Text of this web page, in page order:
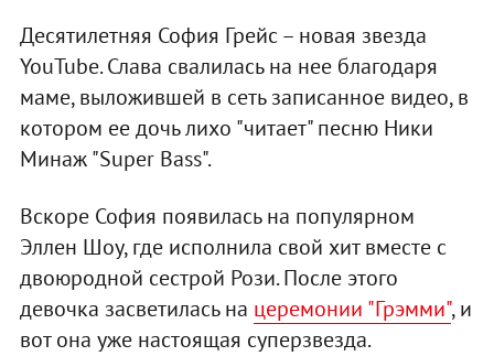
Десятилетняя София Грейс – новая звезда
YouTube. Слава свалилась на нее благодаря
маме, выложившей в сеть записанное видео, в
котором ее дочь лихо "читает" песню Ники
Минаж "Super Bass".
Вскоре София появилась на популярном
Эллен Шоу, где исполнила свой хит вместе с
двоюродной сестрой Рози. После этого
девочка засветилась на церемонии "Грэмми", и
вот она уже настоящая суперзвезда.